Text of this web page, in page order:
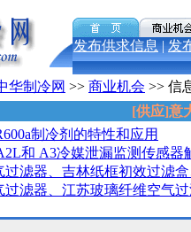
发布供求信息 | 发
华制冷网 >> 商业机会 >> 信
[供应]意
制冷剂的特性和应用
和 A3冷媒泄漏监测传感器
过滤器、吉林纸框初效过滤
过滤器、江苏玻璃纤维空气